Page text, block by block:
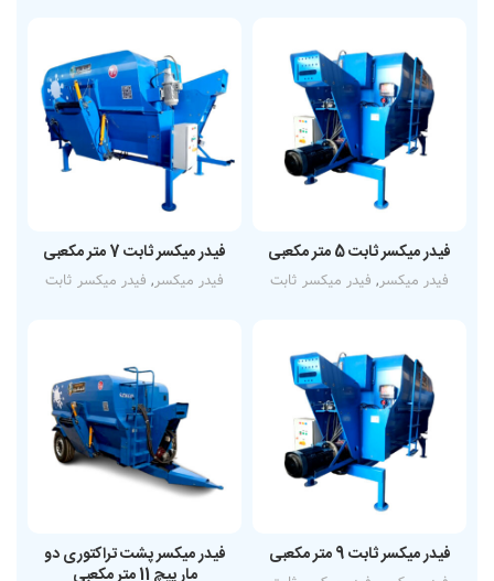
فیدر میکسر ثابت 5 متر مکعبی
فیدر میکسر, فیدر میکسر ثابت
فیدر میکسر ثابت 7 متر مکعبی
فیدر میکسر, فیدر میکسر ثابت
فیدر میکسر ثابت 9 متر مکعبی فیدر میکسر پشت تراکتوری دو
مار پیچ 11 متر مکعبی